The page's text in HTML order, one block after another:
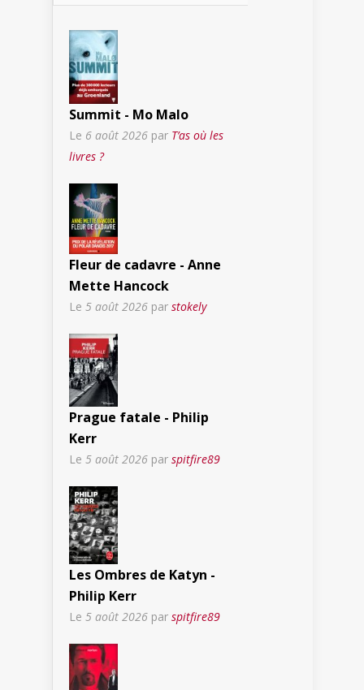
Summit - Mo Malo
Le 6 août 2026 par T’as où les
livres ?
Fleur de cadavre - Anne
Mette Hancock
Le 5 août 2026 par stokely
Prague fatale - Philip
Kerr
Le 5 août 2026 par spitfire89
Les Ombres de Katyn -
Philip Kerr
Le 5 août 2026 par spitfire89